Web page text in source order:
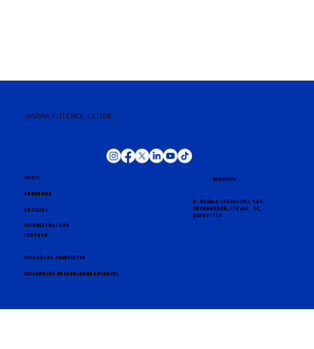
Início
Sobre nós
Notícias
Infraestrutura
Contato
Perguntas Frequentes
Declaração de Igualdade Salarial
Endereço
R. Ângelo Cavaglieri, 550,
Canhanduba, Itajaí - SC,
88307-770
BARRA FUTEBOL CLUBE